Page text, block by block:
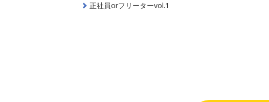
正社員orフリーターvol.1